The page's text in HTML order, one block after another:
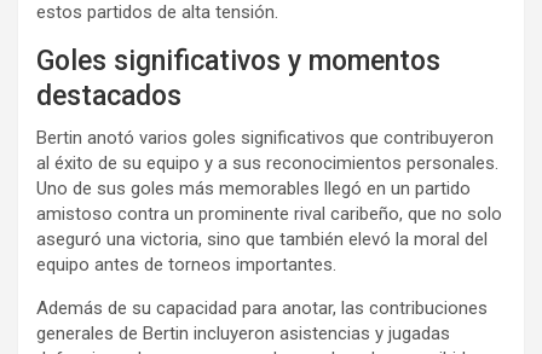
estos partidos de alta tensión.
Goles significativos y momentos
destacados
Bertin anotó varios goles significativos que contribuyeron
al éxito de su equipo y a sus reconocimientos personales.
Uno de sus goles más memorables llegó en un partido
amistoso contra un prominente rival caribeño, que no solo
aseguró una victoria, sino que también elevó la moral del
equipo antes de torneos importantes.
Además de su capacidad para anotar, las contribuciones
generales de Bertin incluyeron asistencias y jugadas